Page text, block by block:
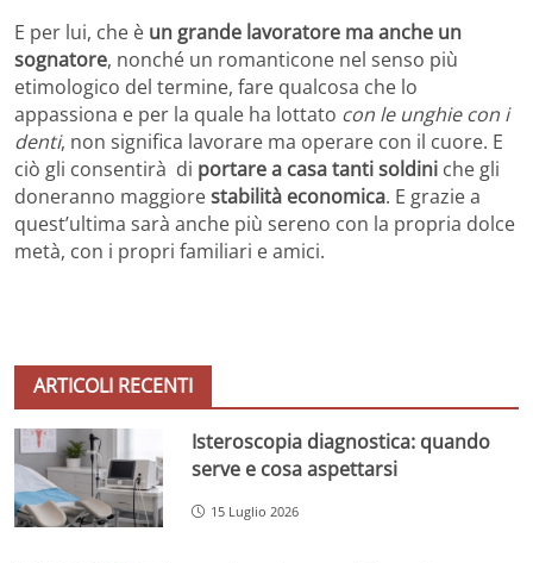
E per lui, che è un grande lavoratore ma anche un
sognatore, nonché un romanticone nel senso più
etimologico del termine, fare qualcosa che lo
appassiona e per la quale ha lottato con le unghie con i
denti, non significa lavorare ma operare con il cuore. E
ciò gli consentirà di portare a casa tanti soldini che gli
doneranno maggiorestabilità economica. E grazie a
quest’ultima sarà anche più sereno con la propria dolce
metà, con i propri familiari e amici.
ARTICOLI RECENTI
Isteroscopia diagnostica: quando
serve e cosa aspettarsi
15 Luglio 2026